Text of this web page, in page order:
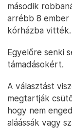
második
arrébb 8 ember
kórházba vitték.
Egyelőre senki
támadásokért.
A választást
megtartják
hogy nem
aláássák vagy